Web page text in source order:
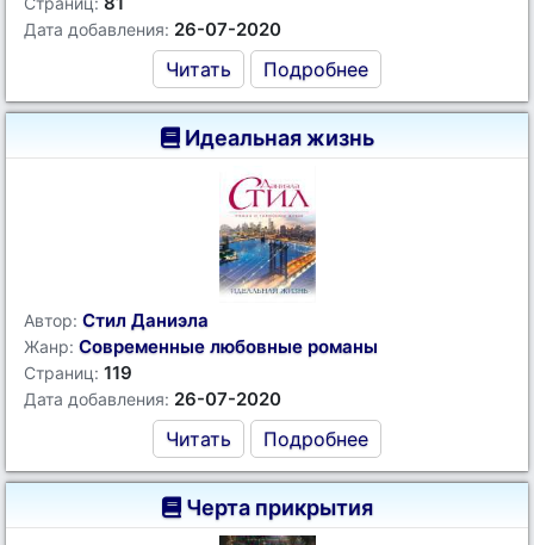
Дата добавления: 26-07-2020
Читать Подробнее
Идеальная жизнь
Автор: Стил Даниэла
Жанр: Современные любовные романы
Страниц: 119
Дата добавления: 26-07-2020
Читать Подробнее
Черта прикрытия